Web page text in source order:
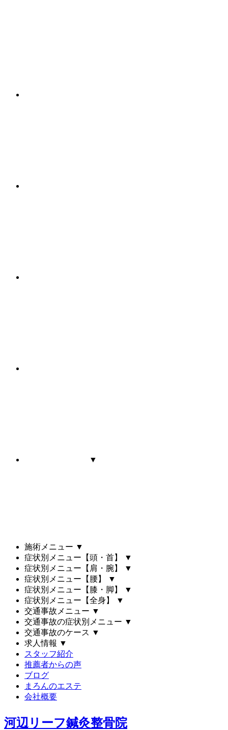
▼
施術メニュー ▼
症状別メニュー【頭・首】
▼
症状別メニュー【肩・腕】
▼
症状別メニュー【腰】
▼
症状別メニュー【膝・脚】
▼
症状別メニュー【全身】
▼
交通事故メニュー ▼
交通事故の症状別メニュー ▼
交通事故のケース ▼
求人情報 ▼
スタッフ紹介
推薦者からの声
ブログ
まろんのエステ
会社概要
河辺リーフ鍼灸整骨院